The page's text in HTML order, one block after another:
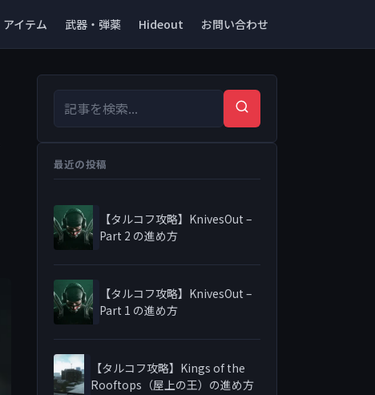
アイテム 武器・弾薬 Hideout お問い合わせ
検索キーワード
最近の投稿
【タルコフ攻略】KnivesOut –
Part 2 の進め方
【タルコフ攻略】KnivesOut –
Part 1 の進め方
【タルコフ攻略】Kings of the
Rooftops（屋上の王）の進め方